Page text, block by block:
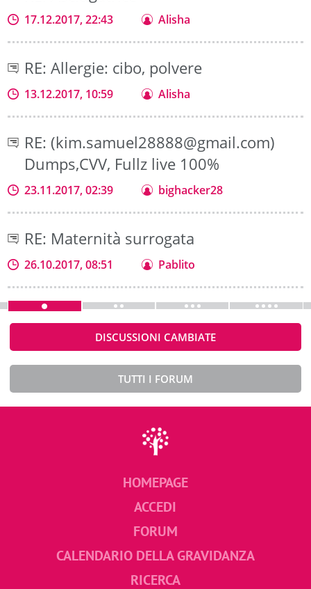
17.12.2017, 22:43 Alisha
RE: Allergie: cibo, polvere
13.12.2017, 10:59 Alisha
RE: (kim.samuel28888@gmail.com)
Dumps,CVV, Fullz live 100%
23.11.2017, 02:39 bighacker28
RE: Maternità surrogata
26.10.2017, 08:51 Pablito
DISCUSSIONI CAMBIATE
TUTTI I FORUM
HOMEPAGE
ACCEDI
FORUM
CALENDARIO DELLA GRAVIDANZA
RICERCA